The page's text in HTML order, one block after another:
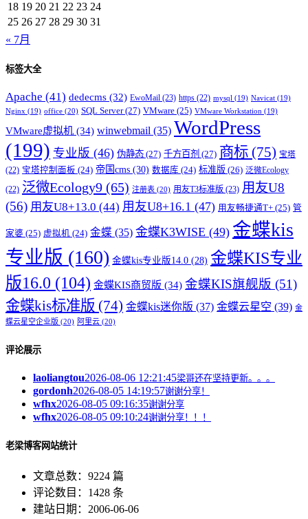
18 19 20 21 22 23 24
25 26 27 28 29 30 31
« 7月
标签大全
Apache (41) dedecms (32) EwoMail (23) https (22) mysql (19) Navicat (19)
Nginx (19) office (20) SQL Server(27) VMware (25) VMware Workstation (19)
VMware虚拟机 (34) winwebmail (35) WordPress
(199) 专业版 (46) 伪静态 (27) 千方百剂 (27) 商标 (75) 宝塔
(22) 宝塔控制面板 (24) 帝国cms (30) 数据库 (24) 标准版 (26) 泛微Ecology
(22) 泛微Ecology9 (65) 注册表 (20) 用友T3标准版 (23) 用友U8
(56) 用友U8+13.0 (44) 用友U8+16.1 (47) 用友畅捷通T+ (25) 管
家婆 (25) 虚拟机 (24) 金蝶 (35) 金蝶K3WISE (49) 金蝶kis
专业版 (160) 金蝶kis专业版14.0 (28) 金蝶KIS专业
版16.0 (104) 金蝶KIS商贸版 (34) 金蝶KIS旗舰版 (51)
金蝶kis标准版 (74) 金蝶kis迷你版 (37) 金蝶云星空 (39) 金
蝶云星空企业版 (20) 阿里云 (20)
评论展示
laoliangtou2026-08-06 12:21:45梁哥还在坚持更新。。。
gordonh2026-08-05 14:19:57谢谢分享！
wfhx2026-08-05 09:16:35谢谢分享
wfhx2026-08-05 09:10:24谢谢分享！！！
老梁博客网站统计
文章总数：9224 篇
评论数目：1428 条
建站日期：2006-06-06